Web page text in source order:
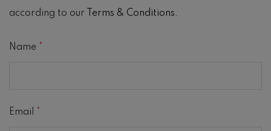
according to our Terms & Conditions.
Name
Email